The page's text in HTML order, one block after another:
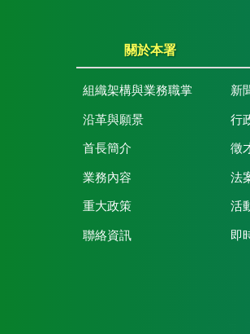
關於本署
組織架構與業務職掌
沿革與願景
首長簡介
業務內容
重大政策
聯絡資訊
新
行
徵
法
活
即